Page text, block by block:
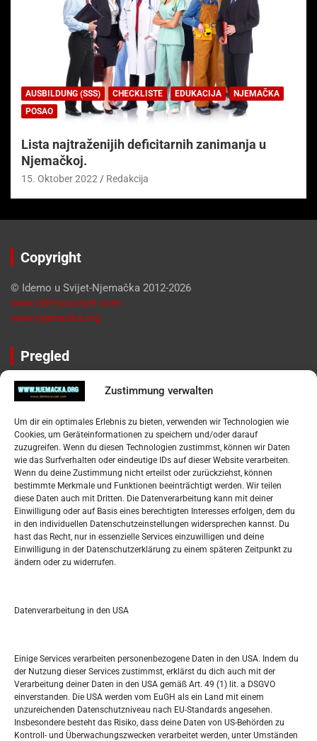
Zustimmung verwalten
Um dir ein optimales Erlebnis zu bieten, verwenden wir Technologien wie
Cookies, um Geräteinformationen zu speichern und/oder darauf
zuzugreifen. Wenn du diesen Technologien zustimmst, können wir Daten
wie das Surfverhalten oder eindeutige IDs auf dieser Website verarbeiten.
Wenn du deine Zustimmung nicht erteilst oder zurückziehst, können
bestimmte Merkmale und Funktionen beeinträchtigt werden. Wir teilen
diese Daten auch mit Dritten. Die Datenverarbeitung kann mit deiner
Einwilligung oder auf Basis eines berechtigten Interesses erfolgen, dem du
in den individuellen Datenschutzeinstellungen widersprechen kannst. Du
hast das Recht, nur in essenzielle Services einzuwilligen und deine
Einwilligung in der Datenschutzerklärung zu einem späteren Zeitpunkt zu
ändern oder zu widerrufen.
Datenverarbeitung in den USA
Einige Services verarbeiten personenbezogene Daten in den USA. Indem du
der Nutzung dieser Services zustimmst, erklärst du dich auch mit der
Verarbeitung deiner Daten in den USA gemäß Art. 49 (1) lit. a DSGVO
einverstanden. Die USA werden vom EuGH als ein Land mit einem
unzureichenden Datenschutzniveau nach EU-Standards angesehen.
Insbesondere besteht das Risiko, dass deine Daten von US-Behörden zu
Kontroll- und Überwachungszwecken verarbeitet werden, unter Umständen
AUSBILDUNG (SSS) CHECKLISTE EDUKACIJA
NJEMAČKA
POSAO
Lista najtraženijih deficitarnih zanimanja u
Njemačkoj.
15. Oktober 2022 Redakcija
Copyright
© Idemo u Svijet-Njemačka 2012-2026
www.idemousvijet.com
www.njemacka.org
Pregled
Impressum
Datenschutzerklärung
Widerufsbelehrung
Oglašavanje / Postavite svoj oglas
Tko je “Idemo u Svijet – Njemačka?
Pretražite stranicu:
S
e
a
h
M D M D F S S
1
3 4 5 6 7 8
10 11 12 13 14 15 16